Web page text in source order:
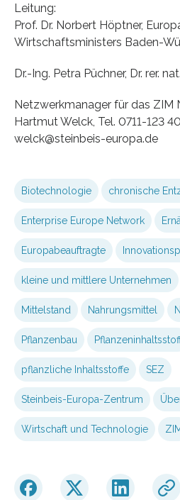
Leitung:
Prof. Dr. Norbert Höptner,
Wirtschaftsministers Baden-
Dr.-Ing. Petra Püchner, Dr. rer.
Netzwerkmanager für das ZIM
Hartmut Welck, Tel. 0711-123
welck@steinbeis-europa.de
Biotechnologie chronische
Enterprise Europe Network
Europabeauftragte
kleine und mittlere Unternehmen
Mittelstand Nahrungsmittel
Pflanzenbau
pflanzliche Inhaltsstoffe SEZ
Steinbeis-Europa-Zentrum
Wirtschaft und Technologie